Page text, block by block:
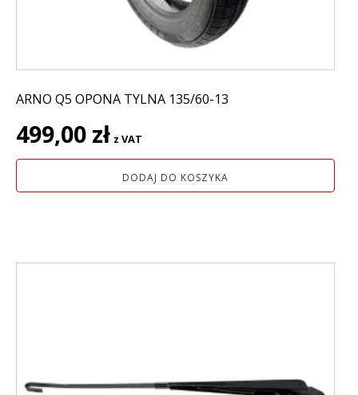
ARNO Q5 OPONA TYLNA 135/60-13
499,00 zł z VAT
DODAJ DO KOSZYKA